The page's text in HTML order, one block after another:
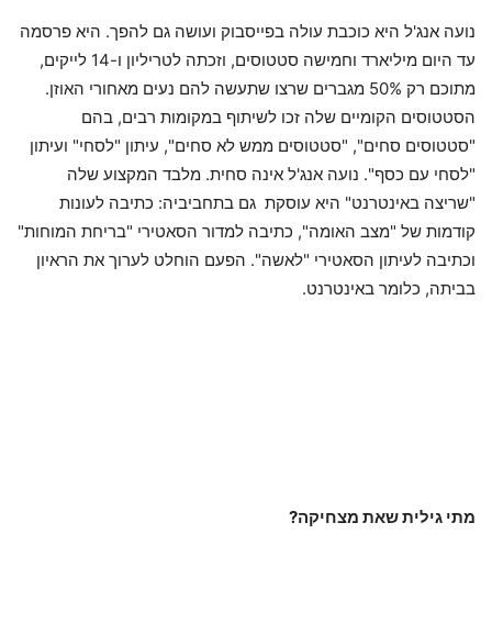
נועה אנג'ל היא כוכבת עולה בפייסבוק ועושה גם להפך. היא פרסמה
עד היום מיליארד וחמישה סטטוסים, וזכתה לטריליון ו-14 לייקים,
מתוכם רק 50% מגברים שרצו שתעשה להם נעים מאחורי האוזן.
הסטטוסים הקומיים שלה זכו לשיתוף במקומות רבים, בהם
"סטטוסים סחים", "סטטוסים ממש לא סחים", עיתון "לסחי" ועיתון
"לסחי עם כסף". נועה אנג'ל אינה סחית. מלבד המקצוע שלה
"שריצה באינטרנט" היא עוסקת גם בתחביביה: כתיבה לעונות
קודמות של "מצב האומה", כתיבה למדור הסאטירי "בריחת המוחות"
וכתיבה לעיתון הסאטירי "לאשה". הפעם הוחלט לערוך את הראיון
בביתה, כלומר באינטרנט.
מתי גילית שאת מצחיקה?